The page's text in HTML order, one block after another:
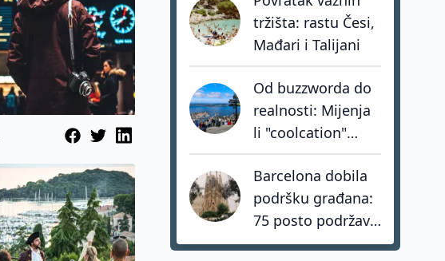
zgrada
tržišta: rastu Česi,
Mađari i Talijani
Od buzzworda do
realnosti: Mijenja
li "coolcation"
stvarno turističku
kartu Europe?
Barcelona dobila
podršku građana:
75 posto podržava
zabranu turističkih